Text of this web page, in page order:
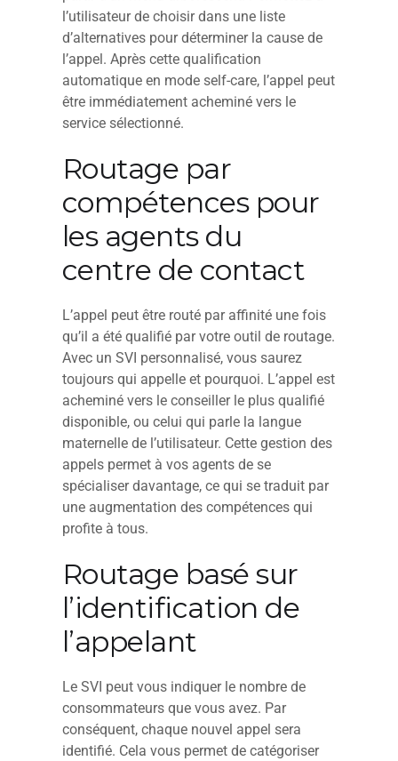
l’utilisateur de choisir dans une liste
d’alternatives pour déterminer la cause de
l’appel. Après cette qualification
automatique en mode self-care, l’appel peut
être immédiatement acheminé vers le
service sélectionné.
Routage par
compétences pour
les agents du
centre de contact
L’appel peut être routé par affinité une fois
qu’il a été qualifié par votre outil de routage.
Avec un SVI personnalisé, vous saurez
toujours qui appelle et pourquoi. L’appel est
acheminé vers le conseiller le plus qualifié
disponible, ou celui qui parle la langue
maternelle de l’utilisateur. Cette gestion des
appels permet à vos agents de se
spécialiser davantage, ce qui se traduit par
une augmentation des compétences qui
profite à tous.
Routage basé sur
l’identification de
l’appelant
Le SVI peut vous indiquer le nombre de
consommateurs que vous avez. Par
conséquent, chaque nouvel appel sera
identifié. Cela vous permet de catégoriser